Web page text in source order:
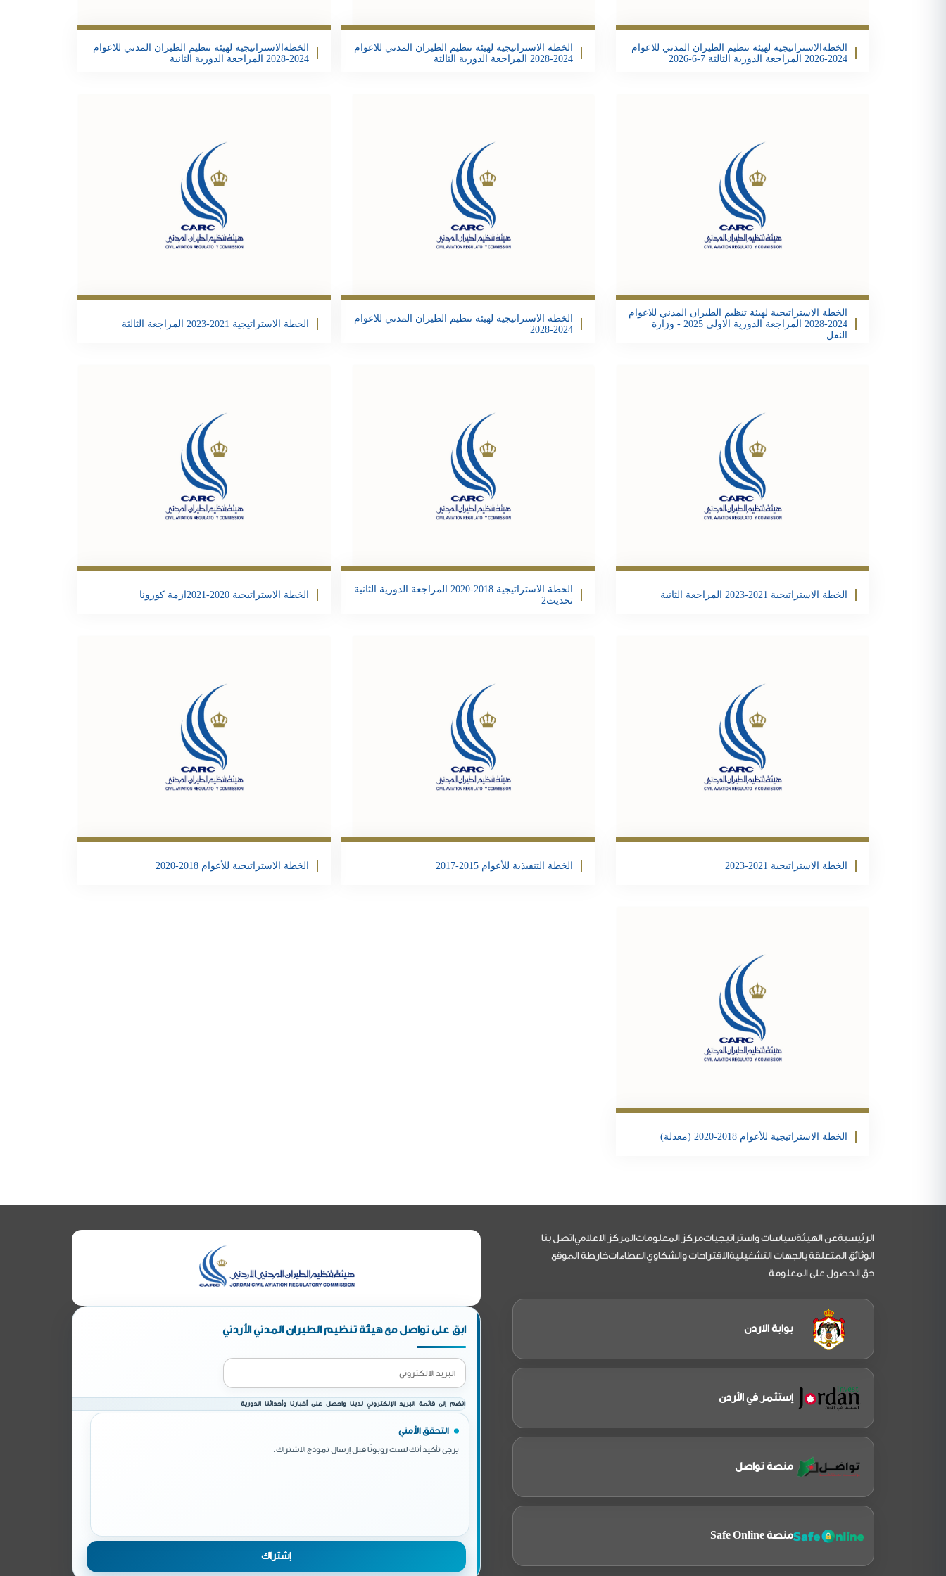
Share
Facebook
Twitter
Email
الخطةالاستراتيجية لهيئة تنظيم الطيران المدني للاعوام
2024-2026 المراجعة الدورية الثالثة 7-6-2026
Share
Facebook
Twitter
Email
الخطة الاستراتيجية لهيئة تنظيم الطيران المدني للاعوام
2024-2028 المراجعة الدورية الثالثة
Share
Facebook
Twitter
Email
الخطةالاستراتيجية لهيئة تنظيم الطيران المدني للاعوام
2024-2028 المراجعة الدورية الثانية
Share
Facebook
Twitter
Email
الخطة الاستراتيجية لهيئة تنظيم الطيران المدني للاعوام
2024-2028 المراجعة الدورية الاولى 2025 - وزارة
النقل
Share
Facebook
Twitter
Email
الخطة الاستراتيجية لهيئة تنظيم الطيران المدني للاعوام
2024-2028
Share
Facebook
Twitter
Email
الخطة الاستراتيجية 2021-2023 المراجعة الثالثة
Share
Facebook
Twitter
Email
الخطة الاستراتيجية 2021-2023 المراجعة الثانية
Share
Facebook
Twitter
Email
الخطة الاستراتيجية 2018-2020 المراجعة الدورية الثانية
تحديث2
Share
Facebook
Twitter
Email
الخطة الاستراتيجية 2020-2021ازمة كورونا
Share
Facebook
Twitter
Email
الخطة الاستراتيجية 2021-2023
Share
Facebook
Twitter
Email
الخطة التنفيذية للأعوام 2015-2017
Share
Facebook
Twitter
Email
الخطة الاستراتيجية للأعوام 2018-2020
Share
Facebook
Twitter
Email
الخطة الاستراتيجية للأعوام 2018-2020 (معدلة)
التذييل
الرئيسيةعن الهيئةسياسات واستراتيجياتمركز المعلوماتالمركز الاعلامياتصل بنا
الوثائق المتعلقة بالجهات التشغيليةالاقتراحات والشكاويالعطاءاتخارطة الموقع
حق الحصول على المعلومة
بوابة الاردن
إستثمر في الأردن
منصة تواصل
منصة Safe Online
ابق على تواصل مع هيئة تنظيم الطيران المدني الأردني
انضم إلى قائمة البريد الإلكتروني لدينا واحصل على أخبارنا وأحداثنا الدورية
التحقق الأمني
يرجى تأكيد أنك لست روبوتًا قبل إرسال نموذج الاشتراك.